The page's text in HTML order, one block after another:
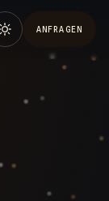
ANFRAGEN